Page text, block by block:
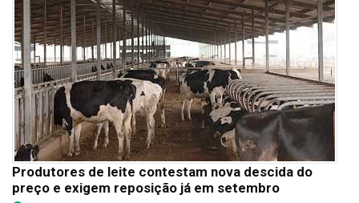
Produtores de leite contestam nova descida do
preço e exigem reposição já em setembro